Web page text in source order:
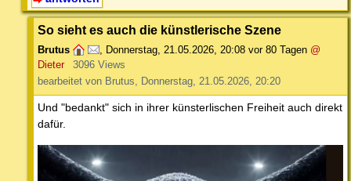
So sieht es auch die künstlerische Szene
Brutus , Donnerstag, 21.05.2026, 20:08 vor 80 Tagen @
Dieter
3096 Views
bearbeitet von Brutus, Donnerstag, 21.05.2026, 20:20
Und "bedankt" sich in ihrer künsterlischen Freiheit auch direkt
dafür.